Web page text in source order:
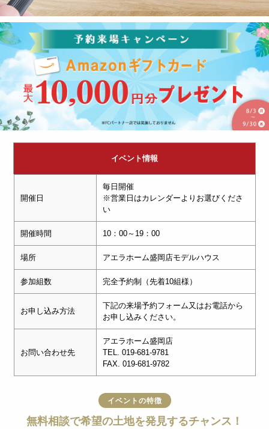
イベント情報
開催日
毎日開催
※営業日はカレンダーよりお選びくださ
い
開催時間 10：00～19：00
場所 アエラホーム盛岡店モデルハウス
参加組数 完全予約制（先着10組様）
お申し込み方法
下記の来場予約フォーム又はお電話から
お申し込みください。
お問い合わせ先
アエラホーム盛岡店
TEL. 019-681-9781
FAX. 019-681-9782
イベントの特徴
無料相談で希望の土地を発見するチャンス！